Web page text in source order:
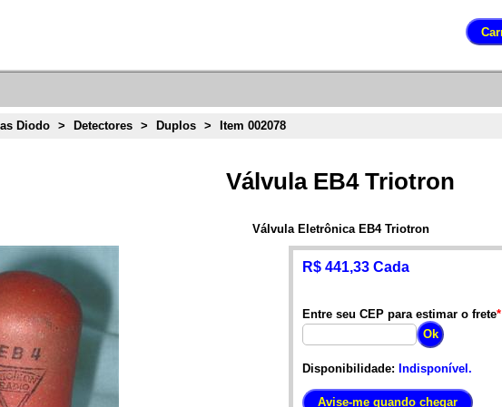
Diodo > Detectores > Duplos > Item 002078
Válvula EB4 Triotron
Válvula Eletrônica EB4 Triotron
R$ 441,33 Cada
Entre seu CEP para estimar o frete*
Disponibilidade: Indisponível.